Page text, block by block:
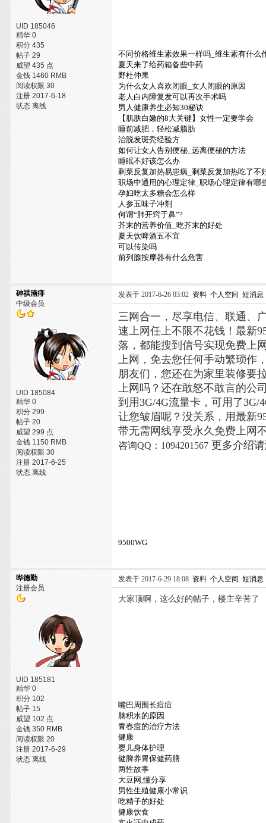
UID 185046
精华 0
积分 435
帖子 29
威望 435 点
金钱 1460 RMB
阅读权限 30
注册 2017-6-18
状态 离线
不同价格维生素效果一样吗_维生素有什么
夏天来了给药箱备些中药
野杜仲果
为什么女人喜欢闭眼_女人闭眼的原因
老人白内障复发可以再次手术吗
男人健康养生必知30秘诀
【肌肤白嫩的8大关键】女性一定要学会
睡前减肥，轻松减脂肪
治脱发斑秃经验方
如何让女人告别便秘_远离便秘的方法
睡眠不好该怎么办
剩菜反复加热易患病_剩菜反复加热吃了不
职场中通用的心理定律_职场心理定律有哪
孕妇吃太多糖会怎么样
人参五味子冲剂
何谓“肺开窍于鼻”?
芥末的营养价值_吃芥末的好处
夏天饮啤酒五不宜
可以传染吗
前列腺按摩器有什么危害
砷祺湳痱
中级会员
UID 185084
精华 0
积分 299
帖子 20
威望 299 点
金钱 1150 RMB
阅读权限 30
注册 2017-6-25
状态 离线
发表于 2017-6-26 03:02 资料 个人空间 短消息
三网合一，尽享电信、联通、
速上网任上不限不花钱！最新
落，都能搜到信号实现免费上
上网，免去您任何手动繁琐作
朋友们，您还在为家里装修要
上网吗？还在敢怒不敢言的公
到用3G/4G流量卡，可用了
让您皱眉呢？没关系，用最新
带无需网线享受永久免费上网
咨询QQ：1094201567 更多介绍
9500WG
晔德勤
注册会员
UID 185181
精华 0
积分 102
帖子 15
威望 102 点
金钱 350 RMB
阅读权限 20
注册 2017-6-29
状态 离线
发表于 2017-6-29 18:08 资料 个人空间 短消息
大家顶啊，这么好的帖子，楼主辛苦了
嘴巴周围长痘痘
脑积水的原因
青春痘的治疗方法
健康
婴儿身体护理
健脾养胃保健药膳
两性故事
大豆网,懂分享
男性生殖健康小常识
吃精子的好处
健康饮食